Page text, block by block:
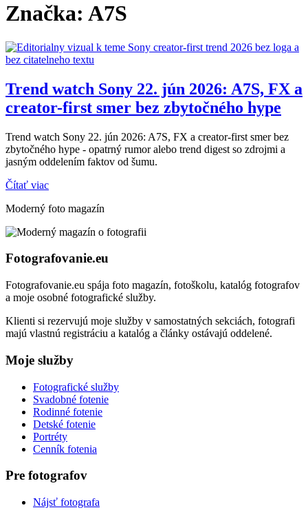
Značka: A7S
Trend watch Sony 22. jún 2026: A7S, FX a
creator-first smer bez zbytočného hype
Trend watch Sony 22. jún 2026: A7S, FX a creator-first smer bez
zbytočného hype - opatrný rumor alebo trend digest so zdrojmi a
jasným oddelením faktov od šumu.
Čítať viac
Moderný foto magazín
Fotografovanie.eu
Fotografovanie.eu spája foto magazín, fotoškolu, katalóg fotografov
a moje osobné fotografické služby.
Klienti si rezervujú moje služby v samostatných sekciách, fotografi
majú vlastnú registráciu a katalóg a články ostávajú oddelené.
Moje služby
Fotografické služby
Svadobné fotenie
Rodinné fotenie
Detské fotenie
Portréty
Cenník fotenia
Pre fotografov
Nájsť fotografa